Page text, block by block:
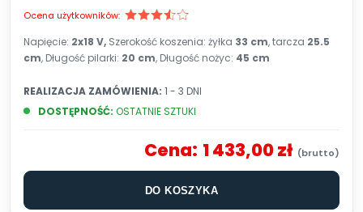
Ocena użytkowników:
Napięcie: 2x18 V, Szerokość koszenia: żyłka 33 cm, tarcza 25.5
cm, Długość pilarki: 20 cm, Długość nożyc: 45 cm
DOSTĘPNOŚĆ: OSTATNIE SZTUKI
REALIZACJA ZAMÓWIENIA: 1 - 3 DNI
Cena: 1 433,00 zł
DO KOSZYKA